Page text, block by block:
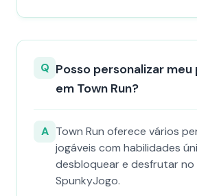
Q Posso personalizar
em Town Run?
A Town Run oferece vários
jogáveis com habilidades
desbloquear e desfrutar no
SpunkyJogo.